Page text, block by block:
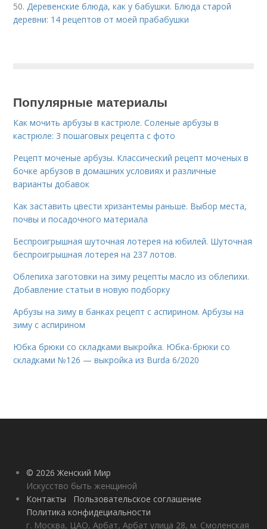
50.Деревенские блюда, как у бабушки. Блюда старой
деревни: 14 рецептов от моей прабабушки
Популярные материалы
Как мочить арбузы в кастрюле. Соленые арбузы в
кастрюле: 3 пошаговых рецепта с фото
Рецепт моченые арбузы. Классический рецепт моченых в
бочке арбузов в домашних условиях и различные
варианты добавок
Как заставить цвести хризантемы раньше. Выбор места,
почвы и посадочного материала
Беспроигрышная шуточная лотерея на юбилей. Шуточная
беспроигрышная лотерея на 237 лотов.
Облепиха заготовки на зиму рецепты масло из облепихи.
Добавление статьи в новую подборку
Арбузы на зиму в банках рецепт с аспирином. Арбузы на
зиму с аспирином
Юбка брюки со складками выкройка. Юбка-брюки со
складками №126 — выкройка из Burda 6/2020
© 2026 Женский Мир
Искусство быть женщиной
Контакты
Пользовательское соглашение
Политика конфидециальности
г. Москва, ЦАО, Арбат, Арбат улица 28, м. Смоленская